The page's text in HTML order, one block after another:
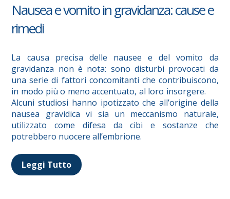
Nausea e vomito in gravidanza: cause e
rimedi
La causa precisa delle nausee e del vomito da
gravidanza non è nota: sono disturbi provocati da
una serie di fattori concomitanti che contribuiscono,
in modo più o meno accentuato, al loro insorgere.
Alcuni studiosi hanno ipotizzato che all’origine della
nausea gravidica vi sia un meccanismo naturale,
utilizzato come difesa da cibi e sostanze che
potrebbero nuocere all’embrione.
Leggi Tutto